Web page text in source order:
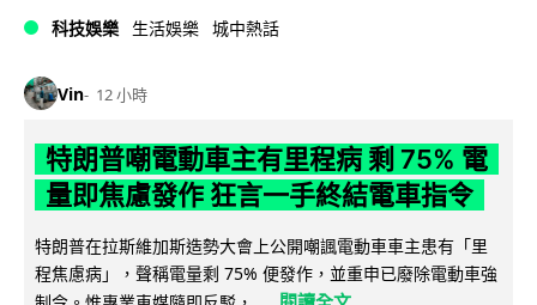
科技娛樂 生活娛樂 城中熱話
Vin 12 小時
特朗普嘲電動車主有里程病 剩 75% 電
量即焦慮發作 狂言一手終結電車指令
特朗普在拉斯維加斯造勢大會上公開嘲諷電動車車主患有「里
程焦慮病」，聲稱電量剩 75% 便發作，並重申已廢除電動車強